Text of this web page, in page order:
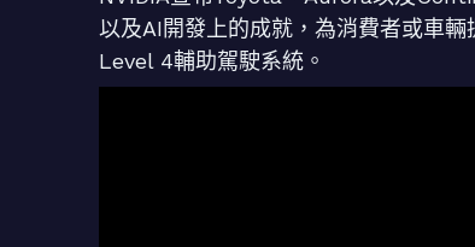
以及AI開發上的成就，為消費者或車
Level 4輔助駕駛系統。